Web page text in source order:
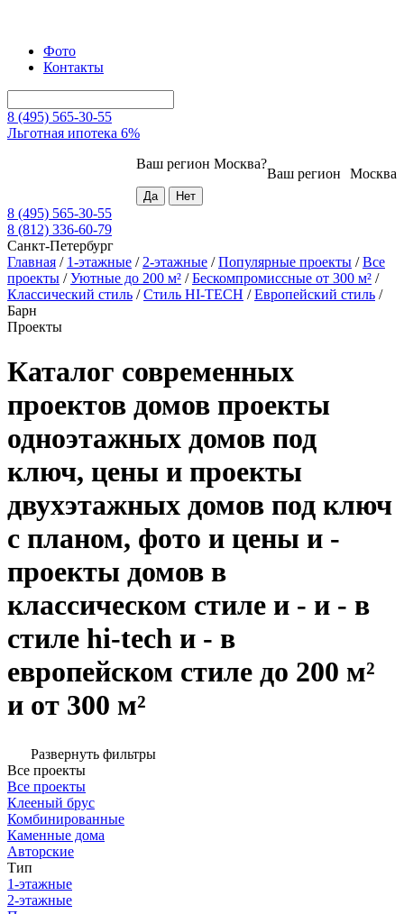
Фото
Контакты
8 (495) 565-30-55
Льготная ипотека 6%
Москва
Ваш регион
Ваш регион Москва?
8 (495) 565-30-55
8 (812) 336-60-79
Санкт-Петербург
Главная / 1-этажные / 2-этажные /Популярные проекты /Все
проекты /Уютные до 200 м² /Бескомпромиссные от 300 м² /
Классический стиль /Стиль HI-TECH /Европейский стиль /
Барн
Проекты
Каталог современных
проектов домов проекты
одноэтажных домов под
ключ, цены и проекты
двухэтажных домов под ключ
с планом, фото и цены и -
проекты домов в
классическом стиле и - и - в
стиле hi-tech и - в
европейском стиле до 200 м²
и от 300 м²
Развернуть фильтры
Все проекты
Все проекты
Клееный брус
Комбинированные
Каменные дома
Авторские
Тип
1-этажные
2-этажные